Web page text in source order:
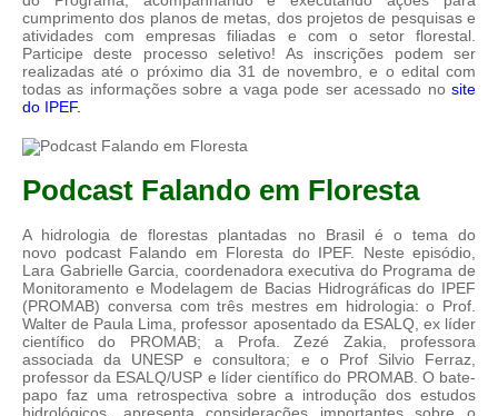
cumprimento dos planos de metas, dos projetos de pesquisas e
atividades com empresas filiadas e com o setor florestal.
Participe deste processo seletivo! As inscrições podem ser
realizadas até o próximo dia 31 de novembro, e o edital com
todas as informações sobre a vaga pode ser acessado no site
do IPEF.
Podcast Falando em Floresta
A hidrologia de florestas plantadas no Brasil é o tema do
novo podcast Falando em Floresta do IPEF. Neste episódio,
Lara Gabrielle Garcia, coordenadora executiva do Programa de
Monitoramento e Modelagem de Bacias Hidrográficas do IPEF
(PROMAB) conversa com três mestres em hidrologia: o Prof.
Walter de Paula Lima, professor aposentado da ESALQ, ex líder
científico do PROMAB; a Profa. Zezé Zakia, professora
associada da UNESP e consultora; e o Prof Silvio Ferraz,
professor da ESALQ/USP e líder científico do PROMAB. O bate-
papo faz uma retrospectiva sobre a introdução dos estudos